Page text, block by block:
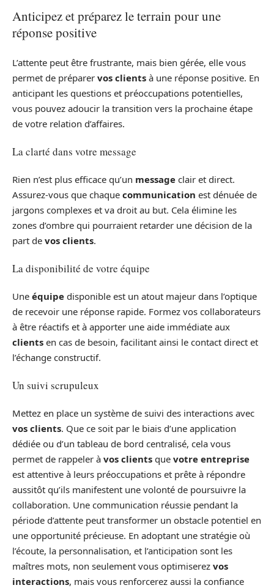
Anticipez et préparez le terrain pour une
réponse positive
L’attente peut être frustrante, mais bien gérée, elle vous
permet de préparer vos clients à une réponse positive. En
anticipant les questions et préoccupations potentielles,
vous pouvez adoucir la transition vers la prochaine étape
de votre relation d’affaires.
La clarté dans votre message
Rien n’est plus efficace qu’un message clair et direct.
Assurez-vous que chaque communication est dénuée de
jargons complexes et va droit au but. Cela élimine les
zones d’ombre qui pourraient retarder une décision de la
part de vos clients.
La disponibilité de votre équipe
Une équipe disponible est un atout majeur dans l’optique
de recevoir une réponse rapide. Formez vos collaborateurs
à être réactifs et à apporter une aide immédiate aux
clients en cas de besoin, facilitant ainsi le contact direct et
l’échange constructif.
Un suivi scrupuleux
Mettez en place un système de suivi des interactions avec
vos clients. Que ce soit par le biais d’une application
dédiée ou d’un tableau de bord centralisé, cela vous
permet de rappeler à vos clients que votre entreprise
est attentive à leurs préoccupations et prête à répondre
aussitôt qu’ils manifestent une volonté de poursuivre la
collaboration. Une communication réussie pendant la
période d’attente peut transformer un obstacle potentiel en
une opportunité précieuse. En adoptant une stratégie où
l’écoute, la personnalisation, et l’anticipation sont les
maîtres mots, non seulement vous optimiserez vos
interactions, mais vous renforcerez aussi la confiance